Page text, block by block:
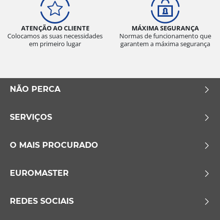
ATENÇÃO AO CLIENTE
Colocamos as suas necessidades
em primeiro lugar
MÁXIMA SEGURANÇA
Normas de funcionamento que
garantem a máxima segurança
NÃO PERCA
SERVIÇOS
O MAIS PROCURADO
EUROMASTER
REDES SOCIAIS